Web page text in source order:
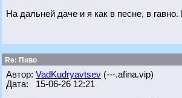
На дальней даче и я как в песне, в
Re: Пиво
Автор: VadKudryavtsev (---.afina.vip)
Дата: 15-06-26 12:21